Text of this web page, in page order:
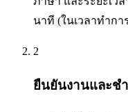
นาที (ในเวลาทำกา
2
ยืนยันงานและช